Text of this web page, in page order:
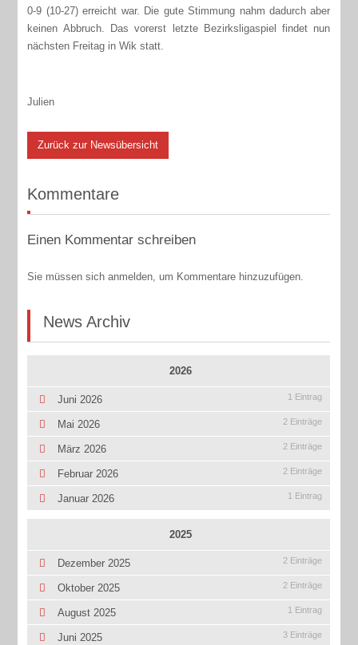
0-9 (10-27) erreicht war. Die gute Stimmung nahm dadurch aber
keinen Abbruch. Das vorerst letzte Bezirksligaspiel findet nun
nächsten Freitag in Wik statt.
Julien
Zurück zur Newsübersicht
Kommentare
Einen Kommentar schreiben
Sie müssen sich anmelden, um Kommentare hinzuzufügen.
News Archiv
2026
Juni 2026 1 Eintrag
Mai 2026 2 Einträge
März 2026 2 Einträge
Februar 2026 2 Einträge
Januar 2026 1 Eintrag
2025
Dezember 2025 2 Einträge
Oktober 2025 2 Einträge
August 2025 1 Eintrag
Juni 2025 3 Einträge